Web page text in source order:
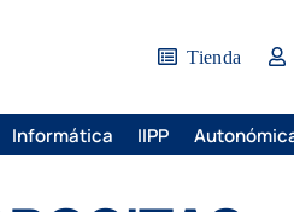
Tienda
Informática IIPP